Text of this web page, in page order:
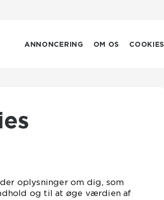
ANNONCERING OM OS COOKIES
oplysninger om dig, som
og til at øge værdien af